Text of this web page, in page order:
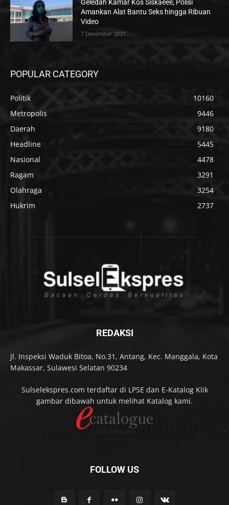
Geledah Kamar Kos Siskaeee, Polisi
Amankan Alat Bantu Seks hingga Ribuan
Video
7 December 2021
POPULAR CATEGORY
Politik
10160
Metropolis
9446
Daerah
9180
Headline
5445
Nasional
4478
Ragam
3291
Olahraga
3254
Hukrim
2737
REDAKSI
Jl. Inspeksi Waduk Bitoa, No.31, Antang, Kec. Manggala, Kota
Makassar, Sulawesi Selatan 90234
Sulselekspres.com terdaftar di LPSE dan E-Katalog Klik
gambar dibawah untuk melihat Katalog kami.
FOLLOW US